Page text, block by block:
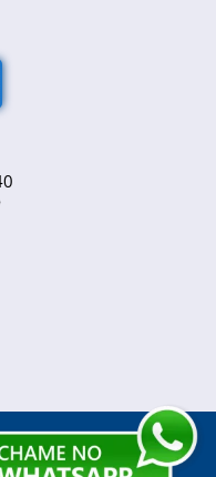
Farmácia de
Otimização SEO -